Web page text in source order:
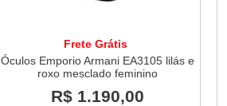
Frete Grátis
Óculos Emporio Armani EA3105 lilás e
roxo mesclado feminino
R$ 1.190,00